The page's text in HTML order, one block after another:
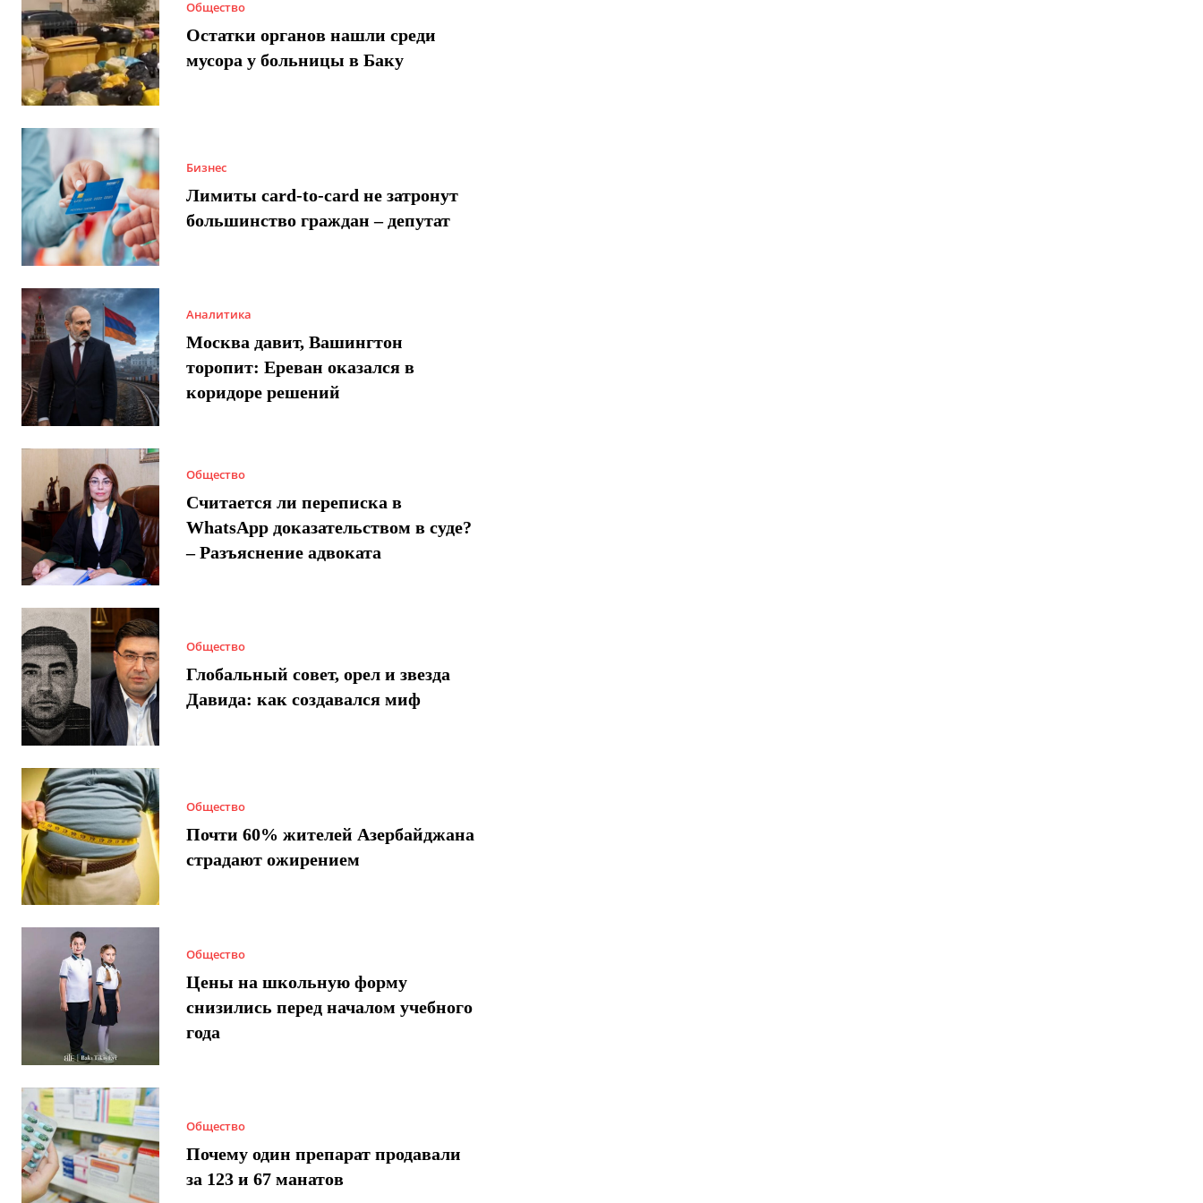
Общество
Остатки органов нашли среди
мусора у больницы в Баку
Бизнес
Лимиты card-to-card не затронут
большинство граждан – депутат
Аналитика
Москва давит, Вашингтон
торопит: Ереван оказался в
коридоре решений
Общество
Считается ли переписка в
WhatsApp доказательством в суде?
– Разъяснение адвоката
Общество
Глобальный совет, орел и звезда
Давида: как создавался миф
Общество
Почти 60% жителей Азербайджана
страдают ожирением
Общество
Цены на школьную форму
снизились перед началом учебного
года
Общество
Почему один препарат продавали
за 123 и 67 манатов